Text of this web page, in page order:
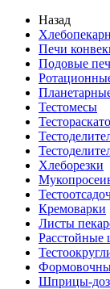
Назад
Печи
Подовые
Тестомесы
Хлеборезки
Кремоварки
Листы
Шприцы-